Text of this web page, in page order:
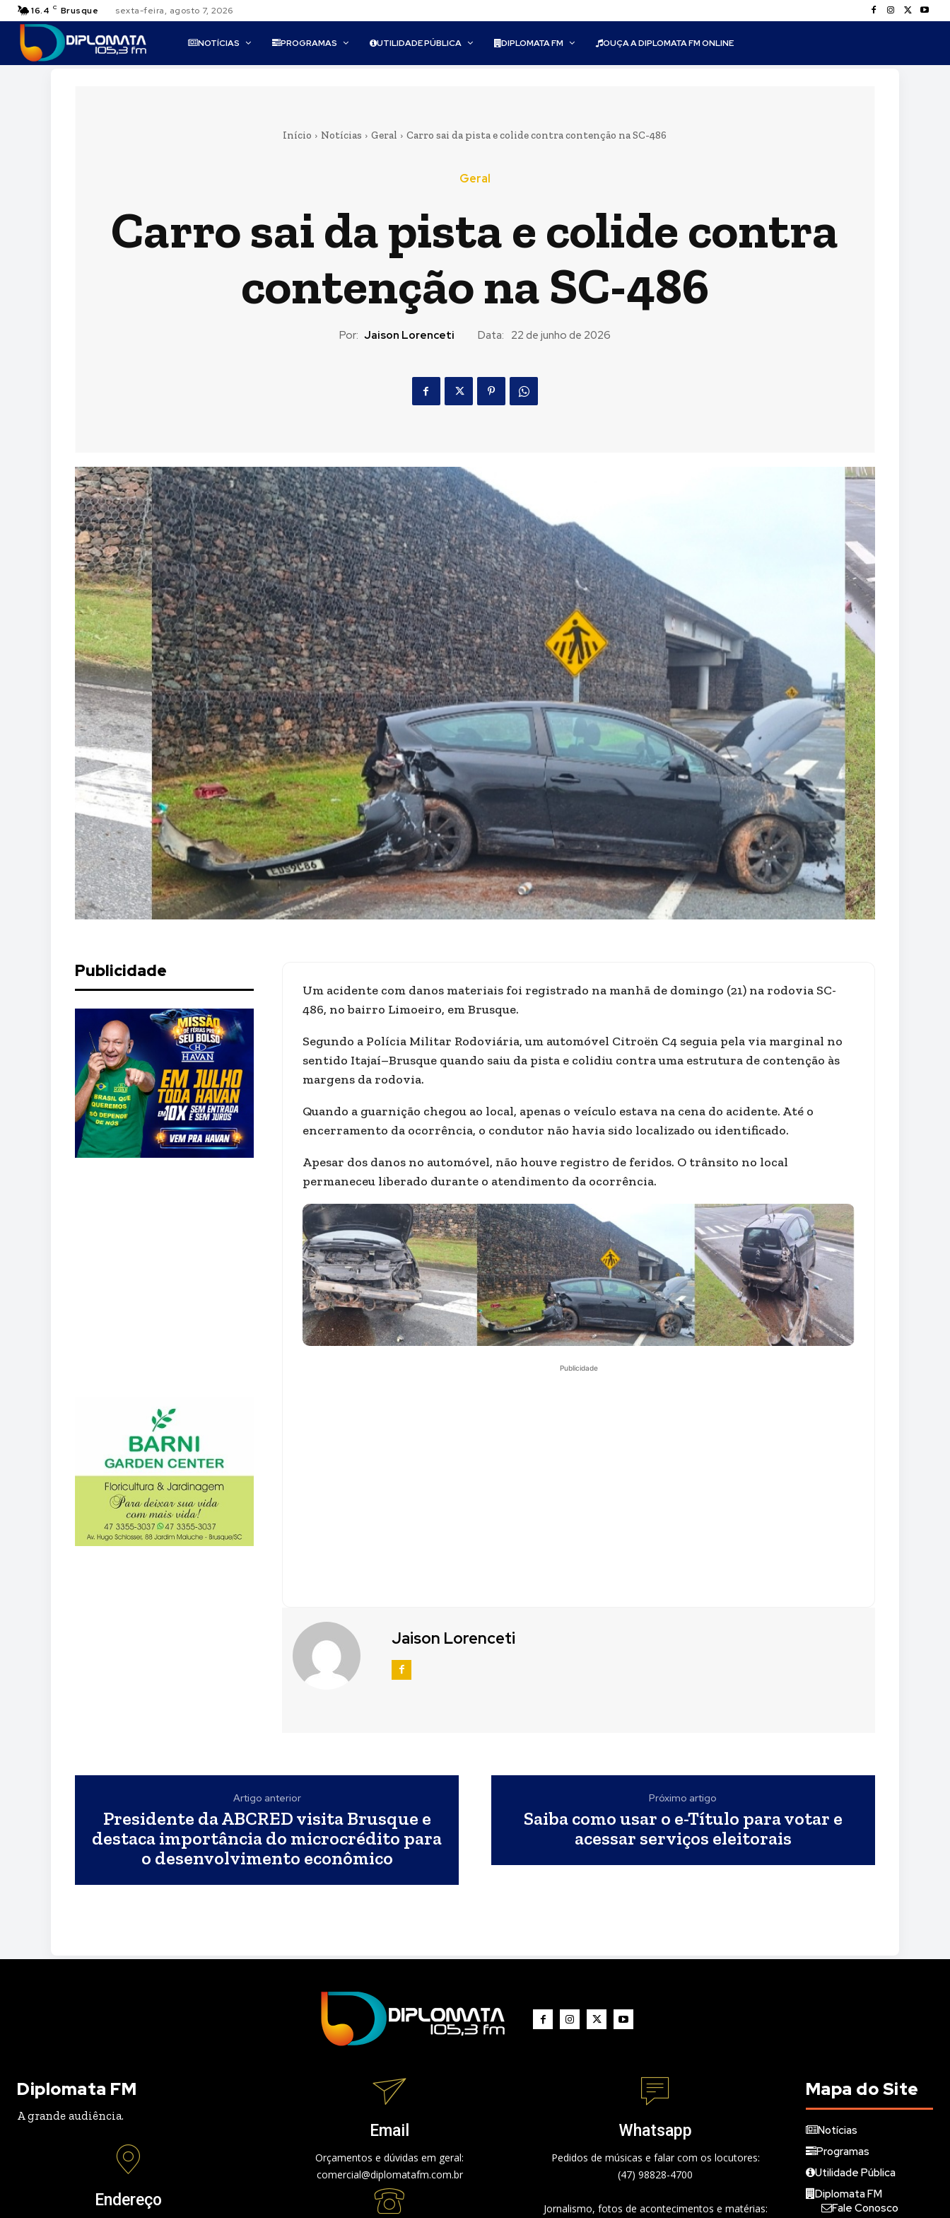
16.4 C Brusque sexta-feira, agosto 7, 2026
NOTÍCIAS PROGRAMAS UTILIDADE PÚBLICA DIPLOMATA FM OUÇA A DIPLOMATA FM ONLINE
Início Notícias Geral Carro sai da pista e colide contra contenção na SC-486
Geral
Carro sai da pista e colide contra
contenção na SC-486
Por: Jaison Lorenceti Data: 22 de junho de 2026
Publicidade
Um acidente com danos materiais foi registrado na manhã de domingo (21) na rodovia SC-
486, no bairro Limoeiro, em Brusque.
Segundo a Polícia Militar Rodoviária, um automóvel Citroën C4 seguia pela via marginal no
sentido Itajaí–Brusque quando saiu da pista e colidiu contra uma estrutura de contenção às
margens da rodovia.
Quando a guarnição chegou ao local, apenas o veículo estava na cena do acidente. Até o
encerramento da ocorrência, o condutor não havia sido localizado ou identificado.
Apesar dos danos no automóvel, não houve registro de feridos. O trânsito no local
permaneceu liberado durante o atendimento da ocorrência.
Publicidade
Jaison Lorenceti
Artigo anterior
Presidente da ABCRED visita Brusque e
destaca importância do microcrédito para
o desenvolvimento econômico
Próximo artigo
Saiba como usar o e-Título para votar e
acessar serviços eleitorais
Diplomata FM
A grande audiência.
Endereço
Email
Orçamentos e dúvidas em geral:
comercial@diplomatafm.com.br
Whatsapp
Pedidos de músicas e falar com os locutores:
(47) 98828-4700
Jornalismo, fotos de acontecimentos e matérias:
Mapa do Site
Notícias
Programas
Utilidade Pública
Diplomata FM
Fale Conosco